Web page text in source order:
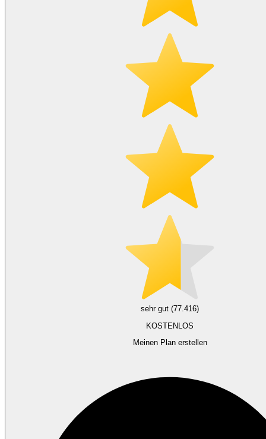
sehr gut (77.416)
KOSTENLOS
Meinen Plan erstellen